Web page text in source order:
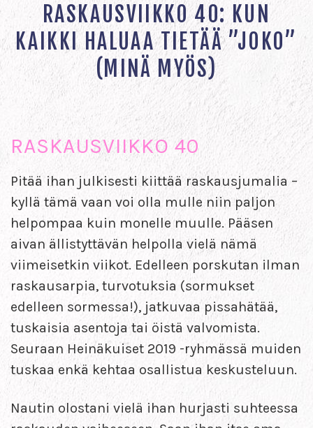
RASKAUSVIIKKO 40: KUN
KAIKKI HALUAA TIETÄÄ ”JOKO”
(MINÄ MYÖS)
RASKAUSVIIKKO 40
Pitää ihan julkisesti kiittää raskausjumalia –
kyllä tämä vaan voi olla mulle niin paljon
helpompaa kuin monelle muulle. Pääsen
aivan ällistyttävän helpolla vielä nämä
viimeisetkin viikot. Edelleen porskutan ilman
raskausarpia, turvotuksia (sormukset
edelleen sormessa!), jatkuvaa pissahätää,
tuskaisia asentoja tai öistä valvomista.
Seuraan Heinäkuiset 2019 -ryhmässä muiden
tuskaa enkä kehtaa osallistua keskusteluun.
Nautin olostani vielä ihan hurjasti suhteessa